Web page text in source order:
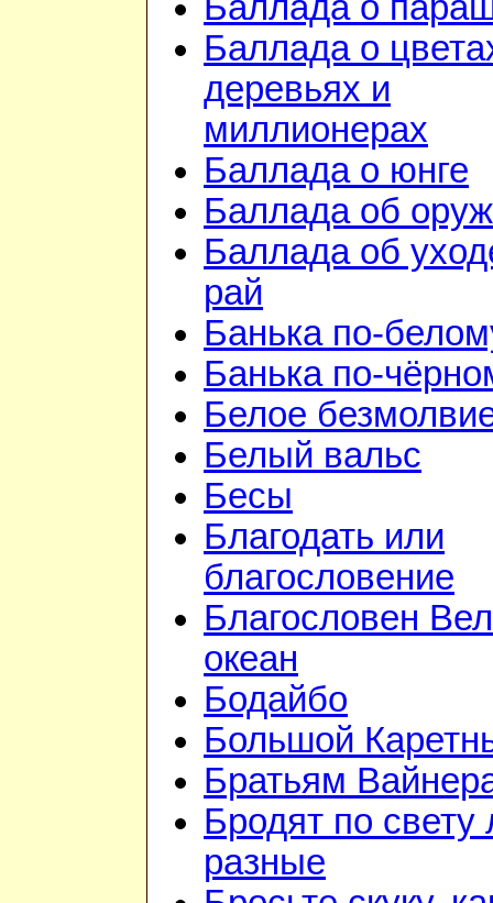
Баллада о
Баллада о
деревьях и
миллионерах
Баллада о юнге
Баллада об
Баллада об
рай
Банька по-
Банька по-
Белое
Белый вальс
Бесы
Благодать или
благословение
Благословен
океан
Бодайбо
Большой
Братьям
Бродят по свету
разные